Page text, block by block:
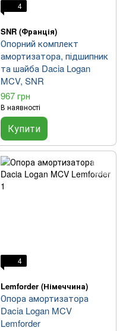
4
SNR (Франція)
Опорний комплект
амортизатора, підшипник
та шайба Dacia Logan
MCV, SNR
967 грн
В наявності
Купити
4
Lemforder (Німеччина)
Опора амортизатора
Dacia Logan MCV
Lemforder